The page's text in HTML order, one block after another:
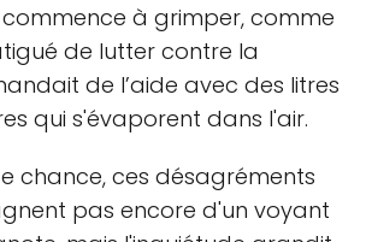
à grimper, comme
de lutter contre la
de l’aide avec des litres
qui s'évaporent dans l'air.
chance, ces désagréments
pas encore d'un voyant